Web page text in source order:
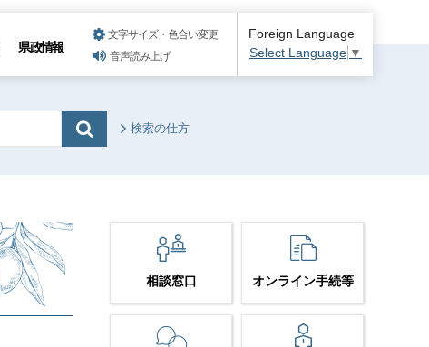
県政情報
文字サイズ・色合い変更
音声読み上げ
Foreign Language
Select Language ▼
検索の仕方
相談窓口 オンライン手続等